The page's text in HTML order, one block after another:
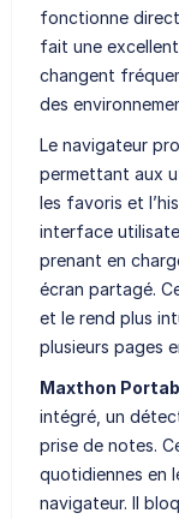
fonctionne
fait une
changent
des
Le navigateur
permettant aux
les favoris et
interface
prenant en
écran partagé.
et le rend plus
plusieurs pages
Maxthon
intégré, un
prise de notes.
quotidiennes en
navigateur. Il